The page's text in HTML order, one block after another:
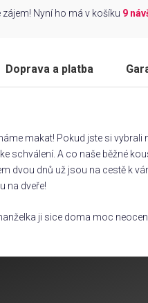
zájem! Nyní ho má v košíku 9
Doprava a platba
makat! Pokud jste si vybrali
schválení. A co naše běžné
dvou dnů už jsou na cestě k
na dveře!
ji sice doma moc